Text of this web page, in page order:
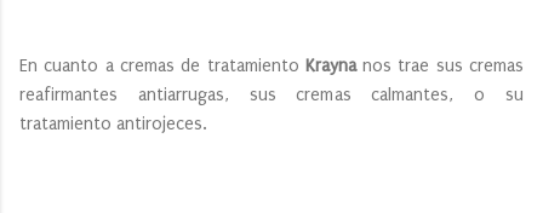
En cuanto a cremas de tratamiento Kraynanos trae sus cremas
reafirmantes antiarrugas, sus cremas calmantes, o su
tratamiento antirojeces.